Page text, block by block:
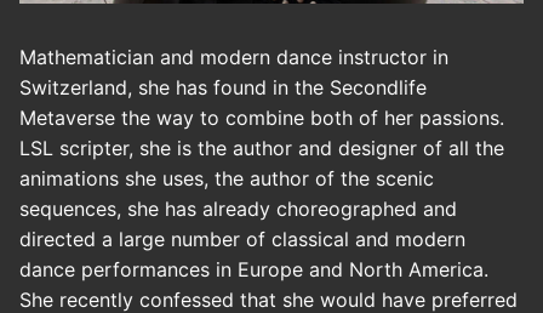
Mathematician and modern dance instructor in
Switzerland, she has found in the Secondlife
Metaverse the way to combine both of her passions.
LSL scripter, she is the author and designer of all the
animations she uses, the author of the scenic
sequences, she has already choreographed and
directed a large number of classical and modern
dance performances in Europe and North America.
She recently confessed that she would have preferred